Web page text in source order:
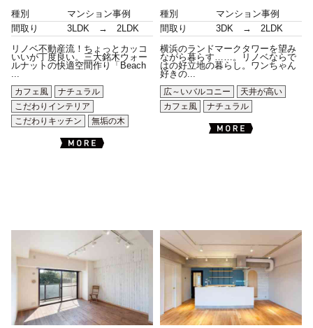
種別
マンション事例
間取り
3LDK → 2LDK
リノベ不動産流！ちょっとカッコ
いいが丁度良い。三大銘木ウォー
ルナットの快適空間作り「Beach
...
カフェ風
ナチュラル
こだわりインテリア
こだわりキッチン
無垢の木
種別
マンション事例
間取り
3DK → 2LDK
横浜のランドマークタワーを望み
ながら暮らす……。リノベならで
はの好立地の暮らし。ワンちゃん
好きの...
広～いバルコニー
天井が高い
カフェ風
ナチュラル